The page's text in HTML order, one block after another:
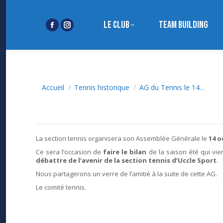
Le club Team building
Facebook
new
Instagram
Vous êtes ici :
Accueil Tennis historique AG du Tennis le 14…
La section tennis organisera son Assemblée Générale le 14
Ce sera l’occasion de faire le bilan de la saison été qui
débattre de l’avenir de la section tennis d’Uccle Sport.
Nous partagerons un verre de l’amitié à la suite de cette AG.
Le comité tennis.